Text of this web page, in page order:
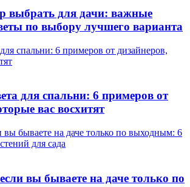
выбрать для дачи: важные
по выбору лучшего варианта
спальни: 6 примеров от дизайнеров,
для спальни: 6 примеров от
вас восхитят
вы бываете на даче только по выходным: 6
для сада
вы бываете на даче только по